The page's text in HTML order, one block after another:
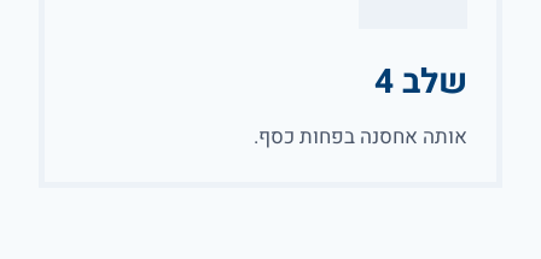
שלב 4
אותה אחסנה בפחות כסף.